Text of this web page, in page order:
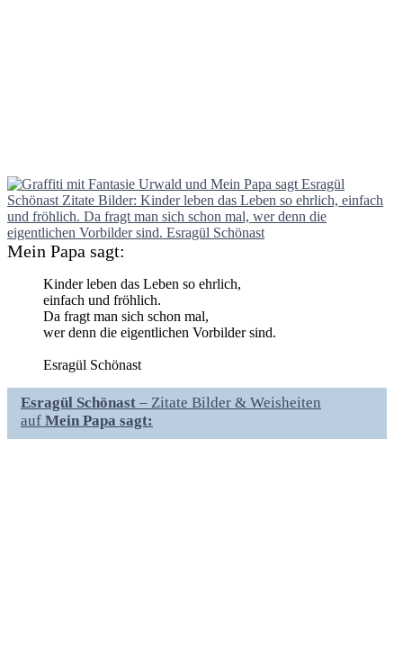
Mein Papa sagt:
Kinder leben das Leben so ehrlich,
einfach und fröhlich.
Da fragt man sich schon mal,
wer denn die eigentlichen Vorbilder sind.
Esragül Schönast
Esragül Schönast – Zitate Bilder & Weisheiten
auf Mein Papa sagt: